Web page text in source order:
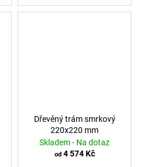
Dřevěný trám smrkový
220x220 mm
Skladem - Na dotaz
od4 574 Kč